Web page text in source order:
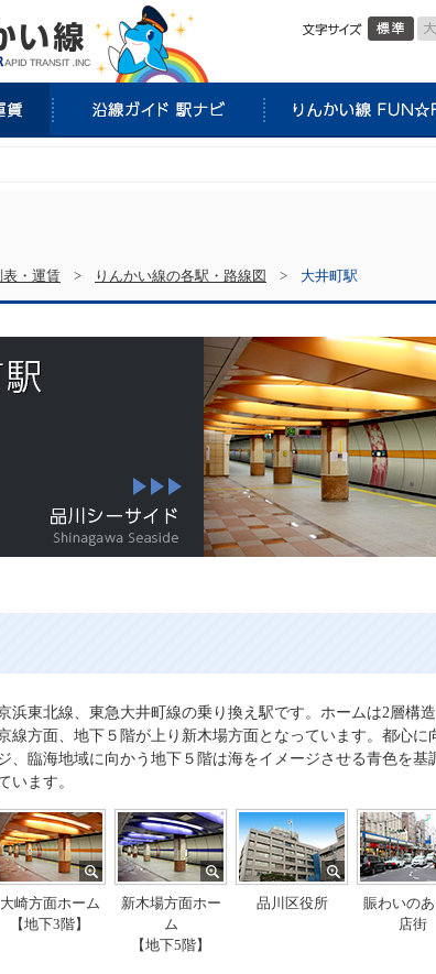
平
・運賃 > りんかい線の各駅・路線図 > 大井町駅
次へ
品川シーサイド
浜東北線、東急大井町線の乗り換え駅です。ホームは2層構
線方面、地下５階が上り新木場方面となっています。都心に
、臨海地域に向かう地下５階は海をイメージさせる青色を基
います。
大崎方面ホーム
【地下3階】
新木場方面ホー
ム
【地下5階】
品川区役所
賑わいの
店街